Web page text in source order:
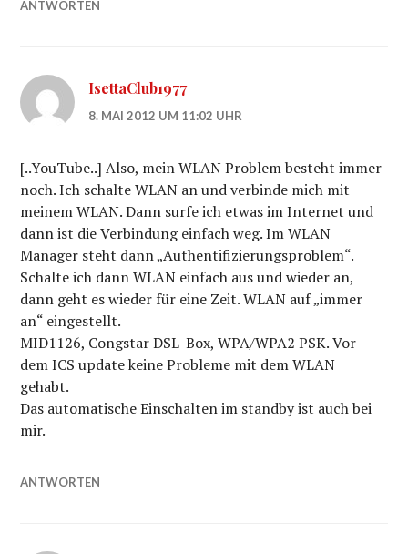
ANTWORTEN
IsettaClub1977
8. MAI 2012 UM 11:02 UHR
[..YouTube..] Also, mein WLAN Problem besteht immer
noch. Ich schalte WLAN an und verbinde mich mit
meinem WLAN. Dann surfe ich etwas im Internet und
dann ist die Verbindung einfach weg. Im WLAN
Manager steht dann „Authentifizierungsproblem“.
Schalte ich dann WLAN einfach aus und wieder an,
dann geht es wieder für eine Zeit. WLAN auf „immer
an“ eingestellt.
MID1126, Congstar DSL-Box, WPA/WPA2 PSK. Vor
dem ICS update keine Probleme mit dem WLAN
gehabt.
Das automatische Einschalten im standby ist auch bei
mir.
ANTWORTEN